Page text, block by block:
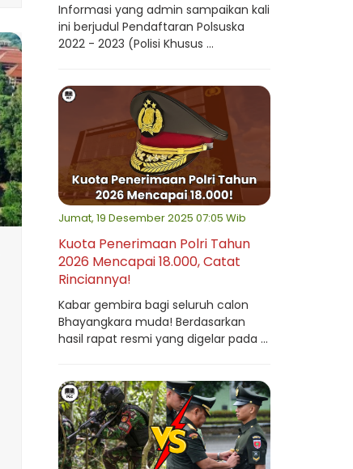
Informasi yang admin sampaikan kali
ini berjudul Pendaftaran Polsuska
2022 - 2023 (Polisi Khusus ...
Jumat, 19 Desember 2025 07:05 Wib
Kuota Penerimaan Polri Tahun
2026 Mencapai 18.000, Catat
Rinciannya!
Kabar gembira bagi seluruh calon
Bhayangkara muda! Berdasarkan
hasil rapat resmi yang digelar pada ...